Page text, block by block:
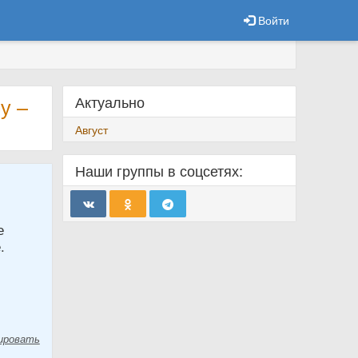
Войти
–
Актуально
Август
Наши группы в соцсетях: